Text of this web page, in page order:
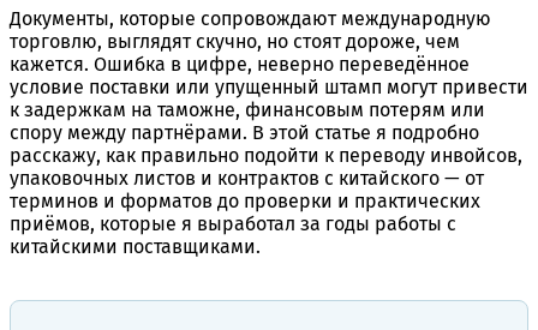
Документы, которые сопровождают международную
торговлю, выглядят скучно, но стоят дороже, чем
кажется. Ошибка в цифре, неверно переведённое
условие поставки или упущенный штамп могут привести
к задержкам на таможне, финансовым потерям или
спору между партнёрами. В этой статье я подробно
расскажу, как правильно подойти к переводу инвойсов,
упаковочных листов и контрактов с китайского — от
терминов и форматов до проверки и практических
приёмов, которые я выработал за годы работы с
китайскими поставщиками.